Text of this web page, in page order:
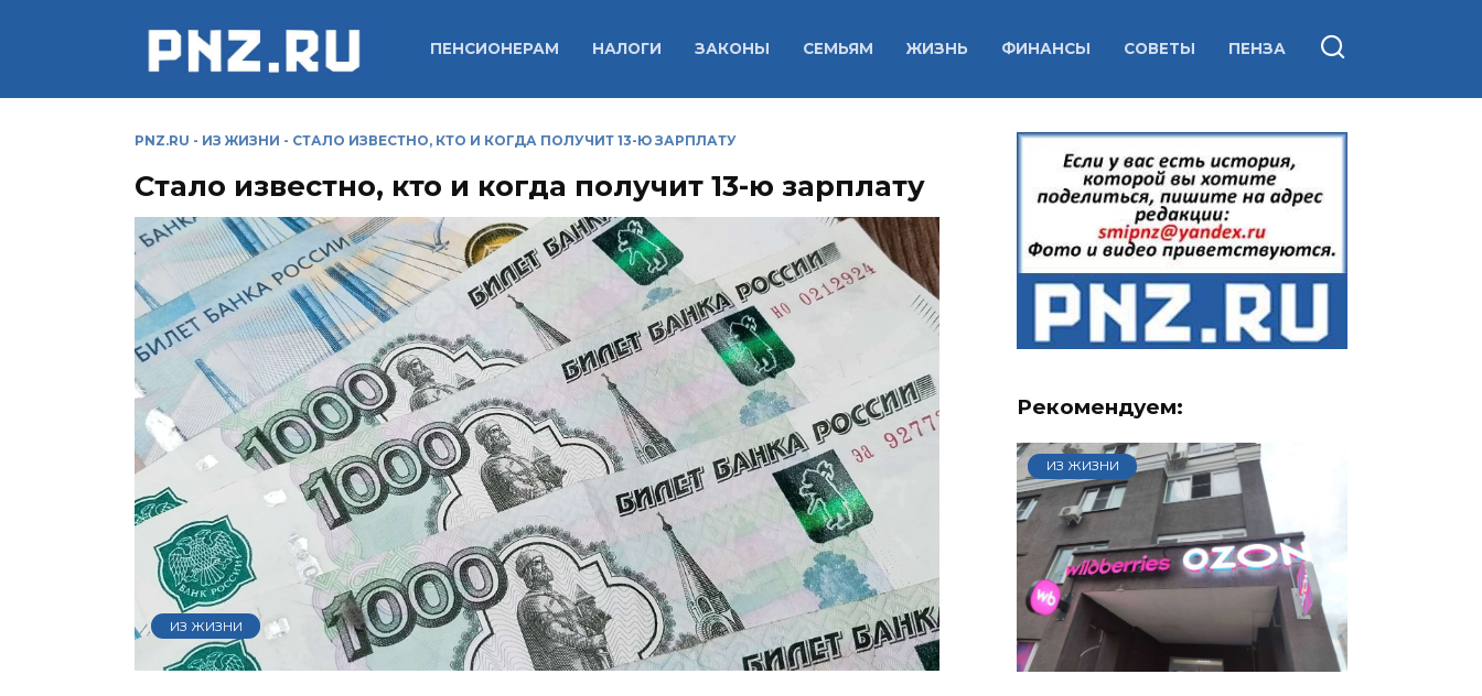
ПЕНСИОНЕРАМ НАЛОГИ ЗАКОНЫ СЕМЬЯМ ЖИЗНЬ ФИНАНСЫ СОВЕТЫ ПЕНЗА
PNZ.RU - ИЗ ЖИЗНИ - СТАЛО ИЗВЕСТНО, КТО И КОГДА ПОЛУЧИТ 13-Ю ЗАРПЛАТУ
Стало известно, кто и когда получит 13-ю зарплату
ИЗ ЖИЗНИ
Рекомендуем:
ИЗ ЖИЗНИ